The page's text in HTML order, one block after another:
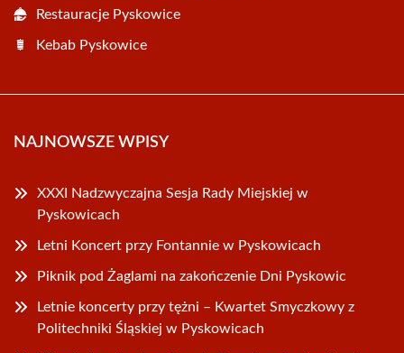
Restauracje Pyskowice
Kebab Pyskowice
NAJNOWSZE WPISY
XXXI Nadzwyczajna Sesja Rady Miejskiej w
Pyskowicach
Letni Koncert przy Fontannie w Pyskowicach
Piknik pod Żaglami na zakończenie Dni Pyskowic
Letnie koncerty przy tężni – Kwartet Smyczkowy z
Politechniki Śląskiej w Pyskowicach